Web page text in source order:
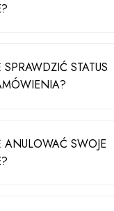
STATUS
SWOJE